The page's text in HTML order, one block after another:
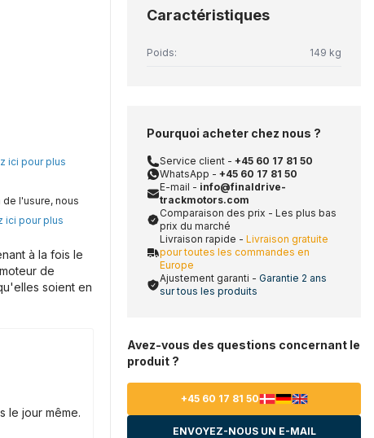
ici pour plus
l'usure, nous
ici pour plus
à la fois le
de
soient en
le jour même.
Caractéristiques
Poids: 149 kg
Pourquoi acheter chez nous ?
Service client - +45 60 17 81 50
WhatsApp - +45 60 17 81 50
E-mail - info@finaldrive-
trackmotors.com
Comparaison des prix - Les plus bas
prix du marché
Livraison rapide - Livraison gratuite
pour toutes les commandes en
Europe
Ajustement garanti - Garantie 2 ans
sur tous les produits
Avez-vous des questions concernant le
produit ?
+45 60 17 81 50
ENVOYEZ-NOUS UN E-MAIL